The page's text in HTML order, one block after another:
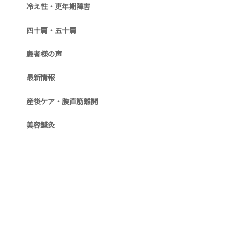
冷え性・更年期障害
四十肩・五十肩
患者様の声
最新情報
産後ケア・腹直筋離開
美容鍼灸